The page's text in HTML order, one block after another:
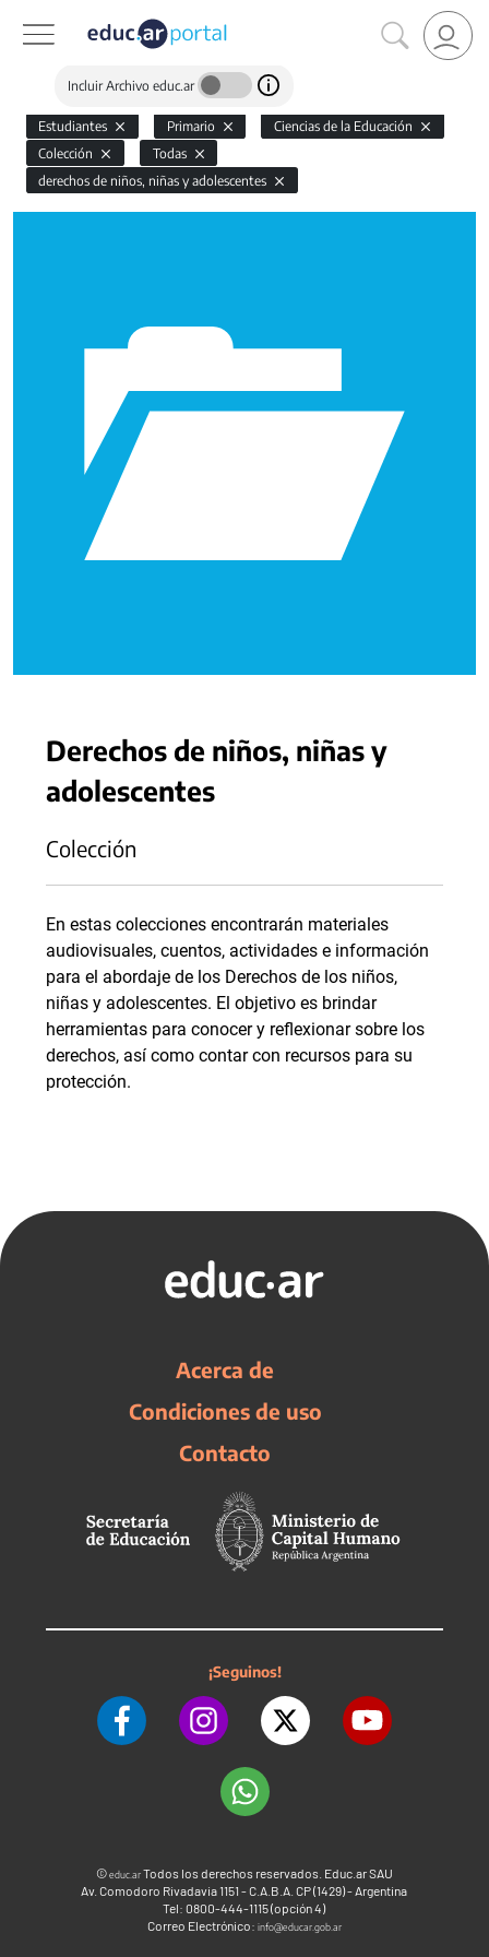
Incluir Archivo educ.ar
Estudiantes Primario
Ciencias de la Educación
Colección
Todas
derechos de niños, niñas y adolescentes
Derechos de niños, niñas y
adolescentes
Colección
En estas colecciones encontrarán materiales
audiovisuales, cuentos, actividades e información
para el abordaje de los Derechos de los niños,
niñas y adolescentes. El objetivo es brindar
herramientas para conocer y reflexionar sobre los
derechos, así como contar con recursos para su
protección.
Acerca de
Condiciones de uso
Contacto
¡Seguinos!
©educ.arTodos los derechos reservados. Educ.ar SAU
Av. Comodoro Rivadavia 1151 - C.A.B.A. CP (1429) - Argentina
Tel: 0800-444-1115 (opción 4)
Correo Electrónico: info@educar.gob.ar